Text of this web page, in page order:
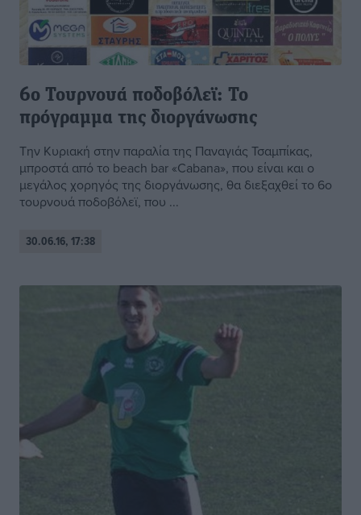
6ο Τουρνουά ποδοβόλεϊ: Το
πρόγραμμα της διοργάνωσης
Την Κυριακή στην παραλία της Παναγιάς Τσαμπίκας,
μπροστά από το beach bar «Cabana», που είναι και ο
μεγάλος χορηγός της διοργάνωσης, θα διεξαχθεί το 6ο
τουρνουά ποδοβόλεϊ, που ...
30.06.16, 17:38